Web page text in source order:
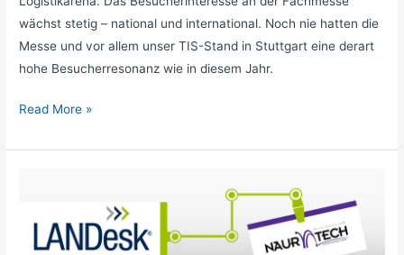
wächst stetig – national und international. Noch nie hatten die
Messe und vor allem unser TIS-Stand in Stuttgart eine derart
hohe Besucherresonanz wie in diesem Jahr.
Read More »
übernimmt
Naurtech